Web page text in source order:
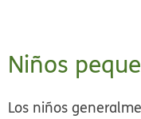
Niños
Los niños